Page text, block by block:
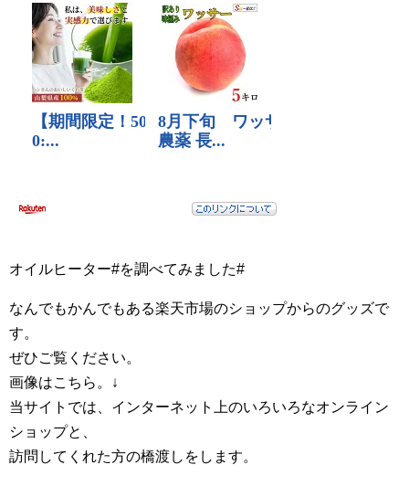
オイルヒーター#を調べてみました#
なんでもかんでもある楽天市場のショップからのグッズで
す。
ぜひご覧ください。
画像はこちら。↓
当サイトでは、インターネット上のいろいろなオンライン
ショップと、
訪問してくれた方の橋渡しをします。